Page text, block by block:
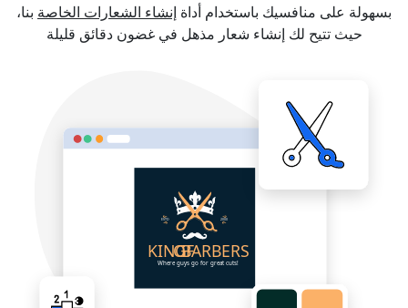
بسهولة على منافسيك باستخدام أداة إنشاء الشعارات الخاصة بنا،
حيث تتيح لك إنشاء شعار مذهل في غضون دقائق قليلة